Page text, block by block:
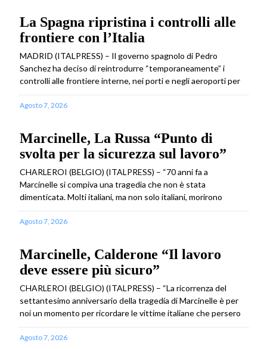
La Spagna ripristina i controlli alle
frontiere con l’Italia
MADRID (ITALPRESS) – Il governo spagnolo di Pedro
Sanchez ha deciso di reintrodurre “temporaneamente” i
controlli alle frontiere interne, nei porti e negli aeroporti per
Agosto 7, 2026
Marcinelle, La Russa “Punto di
svolta per la sicurezza sul lavoro”
CHARLEROI (BELGIO) (ITALPRESS) – “70 anni fa a
Marcinelle si compiva una tragedia che non è stata
dimenticata. Molti italiani, ma non solo italiani, morirono
Agosto 7, 2026
Marcinelle, Calderone “Il lavoro
deve essere più sicuro”
CHARLEROI (BELGIO) (ITALPRESS) – “La ricorrenza del
settantesimo anniversario della tragedia di Marcinelle è per
noi un momento per ricordare le vittime italiane che persero
Agosto 7, 2026